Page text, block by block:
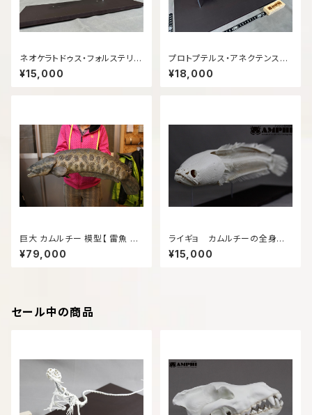
ネオケラトドゥス・フォルステリィ
（Neoceratodus forsteri）等
倍全身骨格模型
¥15,000
プロトプテルス・アネクテンス（P
rotopterus annectens）等倍
全身骨格模型
¥18,000
巨大 カムルチー 模型【 雷魚 ラ
イギョ 】
¥79,000
ライギョ カムルチーの全身骨
格等倍レプリカ Channa arg
us
¥15,000
セール中の商品